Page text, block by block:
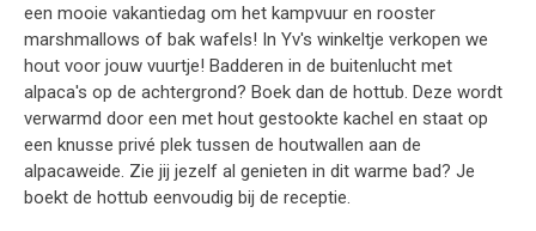
een mooie vakantiedag om het kampvuur en rooster
marshmallows of bak wafels! In Yv's winkeltje verkopen we
hout voor jouw vuurtje! Badderen in de buitenlucht met
alpaca's op de achtergrond? Boek dan de hottub. Deze wordt
verwarmd door een met hout gestookte kachel en staat op
een knusse privé plek tussen de houtwallen aan de
alpacaweide. Zie jij jezelf al genieten in dit warme bad? Je
boekt de hottub eenvoudig bij de receptie.